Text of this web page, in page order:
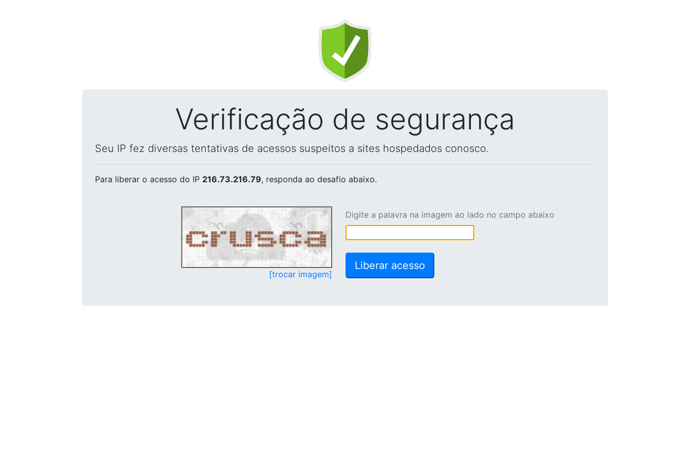
Verificação de segurança
Seu IP fez diversas tentativas de acessos suspeitos a sites hospedados conosco.
Para liberar o acesso do IP 216.73.216.79, responda ao desafio abaixo.
[trocar imagem]
Digite a palavra na imagem ao lado no campo abaixo